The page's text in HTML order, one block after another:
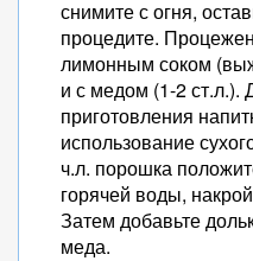
снимите с огня,
процедите.
лимонным соком
и с медом (1-2 ст.л.).
приготовления
использование
ч.л. порошка
горячей воды,
Затем добавьте
меда.